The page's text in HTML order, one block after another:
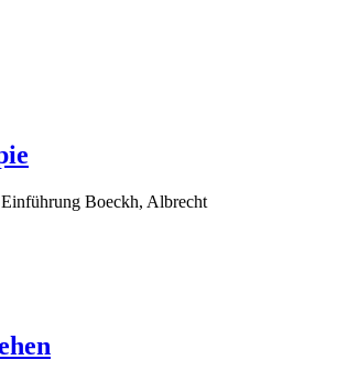
Boeckh, Albrecht